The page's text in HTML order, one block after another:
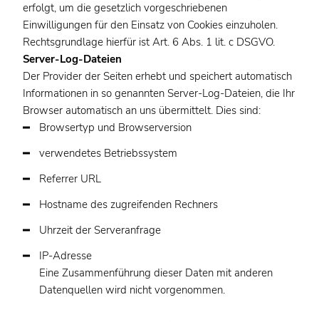
erfolgt, um die gesetzlich vorgeschriebenen
Einwilligungen für den Einsatz von Cookies einzuholen.
Rechtsgrundlage hierfür ist Art. 6 Abs. 1 lit. c DSGVO.
Server-Log-Dateien
Der Provider der Seiten erhebt und speichert automatisch
Informationen in so genannten Server-Log-Dateien, die Ihr
Browser automatisch an uns übermittelt. Dies sind:
Browsertyp und Browserversion
verwendetes Betriebssystem
Referrer URL
Hostname des zugreifenden Rechners
Uhrzeit der Serveranfrage
IP-Adresse
Eine Zusammenführung dieser Daten mit anderen
Datenquellen wird nicht vorgenommen.